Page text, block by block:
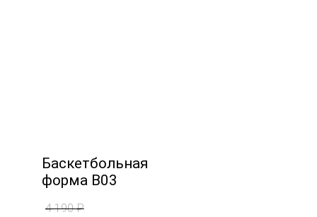
Баскетбольная
форма B03
4 190₽